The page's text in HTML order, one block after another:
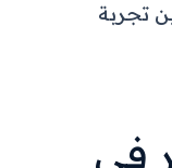
تجربة
في